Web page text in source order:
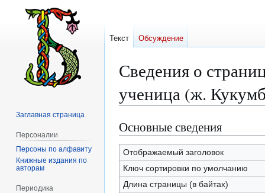
Сведения о
ученица (ж.
Перейти
к
навигации
Перейти
к
поиску
Основные сведения
Отображаемый заголовок
Ключ сортировки по умолчанию
Длина страницы (в байтах)
Текст Обсуждение
Заглавная страница
Персоналии
Персоны по алфавиту
Книжные издания по
авторам
Периодика